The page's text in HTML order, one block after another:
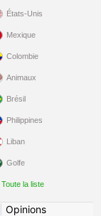
États-Unis
Mexique
Colombie
Animaux
Brésil
Philippines
Liban
Golfe
Toute la liste
Opinions